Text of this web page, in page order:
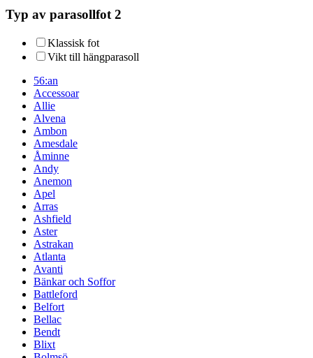
Typ av parasollfot 2
Klassisk fot
Vikt till hängparasoll
56:an
Accessoar
Allie
Alvena
Ambon
Amesdale
Åminne
Andy
Anemon
Apel
Arras
Ashfield
Aster
Astrakan
Atlanta
Avanti
Bänkar och Soffor
Battleford
Belfort
Bellac
Bendt
Blixt